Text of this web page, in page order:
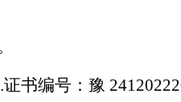
.证书编号：豫